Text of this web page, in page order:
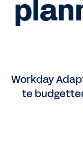
Workday
te